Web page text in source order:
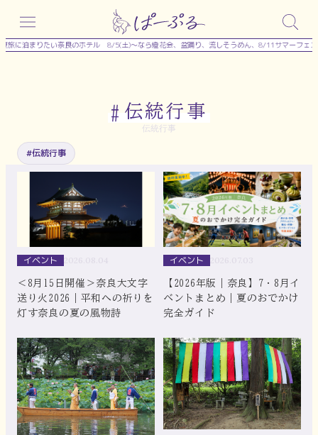
容
に泊まりたい奈良のホテル 8/5(土)～なら燈花会、盆踊り、流しそうめん、8/11サマーフェス
# 伝統行事
伝統行事
#伝統行事
イベント
＜8月15日開催＞奈良大文字
送り火2026｜平和への祈りを
灯す奈良の夏の風物詩
イベント
【2026年版｜奈良】7・8月イ
ベントまとめ｜夏のおでかけ
完全ガイド